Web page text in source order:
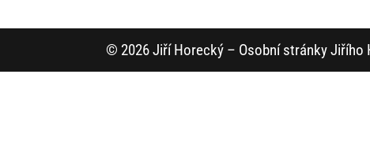
© 2026 Jiří Horecký – Osobní stránky Jiřího